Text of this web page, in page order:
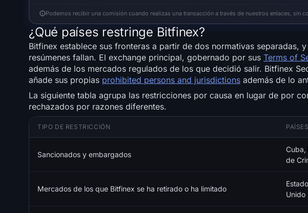
Podemos recibir una comisión cuando realizas una transacción a través de nuestros enlaces, sin
¿Qué países restringe Bitfinex?
Bitfinex establece sus fronteras a partir de dos normativas separadas,
resúmenes fallan. El exchange principal, gobernado por sus Terms of
además de los mercados regulados de los que decidió salir. Bitfinex
añade sus propias prohibited persons and jurisdictions además de lo
La siguiente tabla agrupa las restricciones por causa en lugar de por
rechazados por razones diferentes.
TIPO DE RESTRICCIÓN
Sancionados y embargados
de
Mercados de los que Bitfinex se ha retirado o ha limitado
Unido